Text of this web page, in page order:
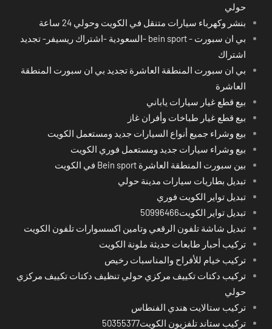
حولي
بنشر وكهرباء سيارات متنقل في الكويت وحولي 24 ساعة
بي ان سبورت - bein sport -السعودية -اشتراك ريسيفر- تجديد
اشتراك
بي ان سبورت المنطقة العاشرة تجديد بي ان سبورت المنطقة
العاشرة
بيع قطع غيار سيارات ياباني
بيع قطع غيار طباخات وأفران غاز
بيع وشراء جميع أنواع السيارات جديد ومستعمل الكويت
بيع وشراء سيارات جديد ومستعمل فوري الكويت
بين سبورت المنطقة العاشرة Bein sport في الكويت
تبديل بطاريات سيارات مدينة حولي
تبديل تواير الكويت فوري
تبديل تواير الكويت50996466
تبديل شاشة تلفون الرقعي وتامين اكسسوارات تلفون الكويت
تركيب أحبار طابعات حديثة ملونة الكويت
تركيب خيام للأفراح والمناسبات رخيص
تركيب دكتات تكييف مركزي حولي تنظيف دكتات تكييف مركزي
حولي
تركيب ستالايت هندي الفنطاس
تركيب ستاند تلفزيون الكويت50355377